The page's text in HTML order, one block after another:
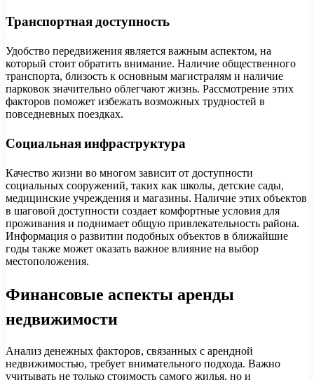
Транспортная доступность
Удобство передвижения является важным аспектом, на
который стоит обратить внимание. Наличие общественного
транспорта, близость к основным магистралям и наличие
парковок значительно облегчают жизнь. Рассмотрение этих
факторов поможет избежать возможных трудностей в
повседневных поездках.
Социальная инфраструктура
Качество жизни во многом зависит от доступности
социальных сооружений, таких как школы, детские сады,
медицинские учреждения и магазины. Наличие этих объектов
в шаговой доступности создает комфортные условия для
проживания и поднимает общую привлекательность района.
Информация о развитии подобных объектов в ближайшие
годы также может оказать важное влияние на выбор
местоположения.
Финансовые аспекты аренды
недвижимости
Анализ денежных факторов, связанных с арендной
недвижимостью, требует внимательного подхода. Важно
учитывать не только стоимость самого жилья, но и